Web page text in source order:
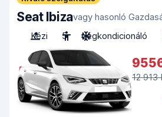
Seat Ibizavagy hasonló
Kézi
5 Légkondicionáló
12 913